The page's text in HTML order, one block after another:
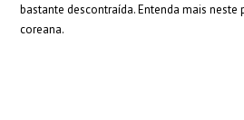
bastante descontraída. Entenda mais neste
coreana.